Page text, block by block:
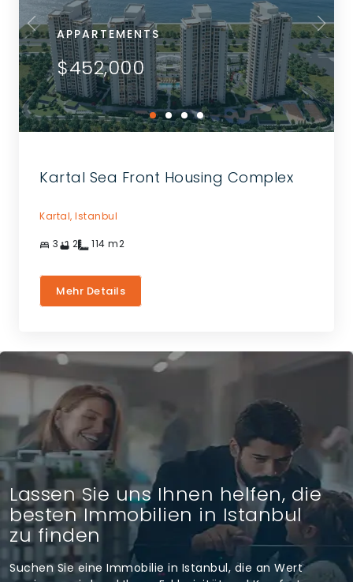
APPARTEMENTS
$452,000
Kartal Sea Front Housing Complex
Kartal, Istanbul
3 2 114 m2
Mehr Details
Lassen Sie uns Ihnen helfen, die
besten Immobilien in Istanbul
zu finden
Suchen Sie eine Immobilie in Istanbul, die an Wert